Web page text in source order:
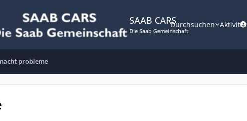
SAAB CARS
Die Saab Gemeinschaft
Durchsuchen Aktivität
probleme